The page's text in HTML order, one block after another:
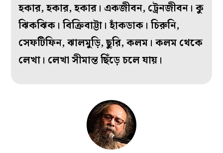
হকার, হকার, হকার। একজীবন, ট্রেনজীবন। কু
ঝিকঝিক। বিক্রিবাট্টা। হাঁকডাক। চিরুনি,
সেফটিফিন, ঝালমুড়ি, ছুরি, কলম। কলম থেকে
লেখা। লেখা সীমান্ত ছিঁড়ে চলে যায়।